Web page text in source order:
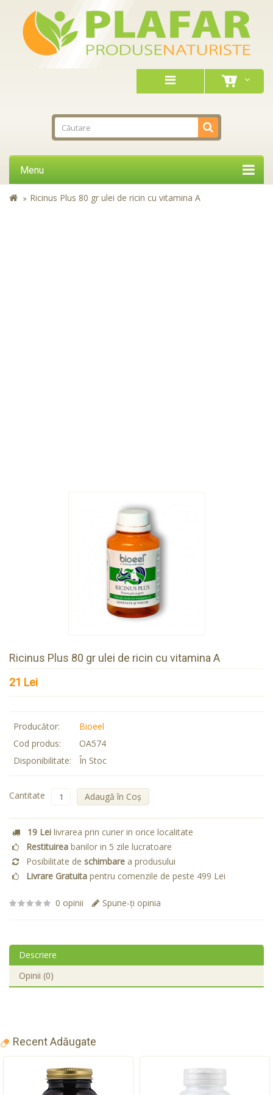
Menu
Ricinus Plus 80 gr ulei de ricin cu vitamina A
Ricinus Plus 80 gr ulei de ricin cu vitamina A
21 Lei
Producător:
Bioeel
Cod produs:
OA574
Disponibilitate:
În Stoc
Cantitate Adaugă în Coş
19 Lei livrarea prin curier in orice localitate
Restituirea banilor in 5 zile lucratoare
Posibilitate de schimbare a produsului
Livrare Gratuita pentru comenzile de peste 499 Lei
0 opinii Spune-ţi opinia
Descriere
Opinii (0)
Recent Adăugate